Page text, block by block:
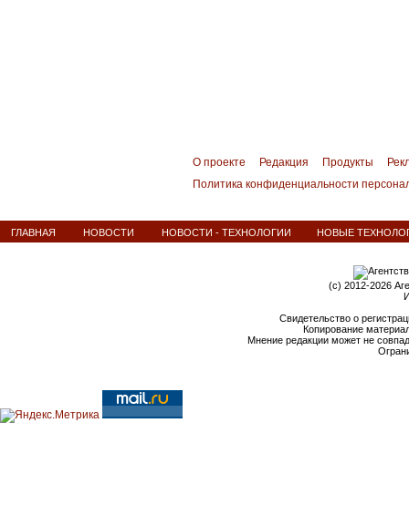
О проекте Редакция Продукты
Политика конфиденциальности
ГЛАВНАЯ НОВОСТИ НОВОСТИ - ТЕХНОЛОГИИ НОВЫЕ
(c) 2012-2026
Свидетельство о
Копирование
Мнение редакции может не